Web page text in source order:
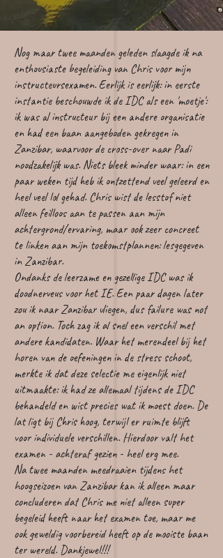
Nog maar twee maanden geleden slaagde ik na
enthousiaste begeleiding van Chris voor mijn
instructeursexamen. Eerlijk is eerlijk: in eerste
instantie beschouwde ik de IDC als een 'moetje':
ik was al instructeur bij een andere organisatie
en had een baan aangeboden gekregen in
Zanzibar, waarvoor de cross-over naar Padi
noodzakelijk was. Niets bleek minder waar: in een
paar weken tijd heb ik ontzettend veel geleerd en
heel veel lol gehad. Chris wist de lesstof niet
alleen feilloos aan te passen aan mijn
achtergrond/ervaring, maar ook zeer concreet
te linken aan mijn toekomstplannen: lesgegeven
in Zanzibar.
Ondanks de leerzame en gezellige IDC was ik
doodnerveus voor het IE. Een paar dagen later
zou ik naar Zanzibar vliegen, dus failure was not
an option. Toch zag ik al snel een verschil met
andere kandidaten. Waar het merendeel bij het
horen van de oefeningen in de stress schoot,
merkte ik dat deze selectie me eigenlijk niet
uitmaakte: ik had ze allemaal tijdens de IDC
behandeld en wist precies wat ik moest doen. De
lat ligt bij Chris hoog, terwijl er ruimte blijft
voor individuele verschillen. Hierdoor valt het
examen - achteraf gezien - heel erg mee.
Na twee maanden meedraaien tijdens het
hoogseizoen van Zanzibar kan ik alleen maar
concluderen dat Chris me niet alleen super
begeleid heeft naar het examen toe, maar me
ook geweldig voorbereid heeft op de mooiste baan
ter wereld. Dankjewel!!!